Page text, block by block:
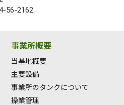
56-2162
事業所概要
当基地概要
主要設備
事業所のタンクについて
操業管理